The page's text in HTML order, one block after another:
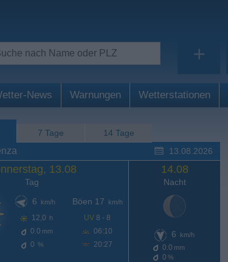
+
News Warnungen Wetterstationen
7 Tage 14 Tage
13.08.2026
13.08
Tag
6
km/h
12,0 h
0.0 mm
0 %
Böen 17 km/h
UV 8 - 8
06:10
20:27
14.08
Nacht
6 km/h
0.0 mm
0 %